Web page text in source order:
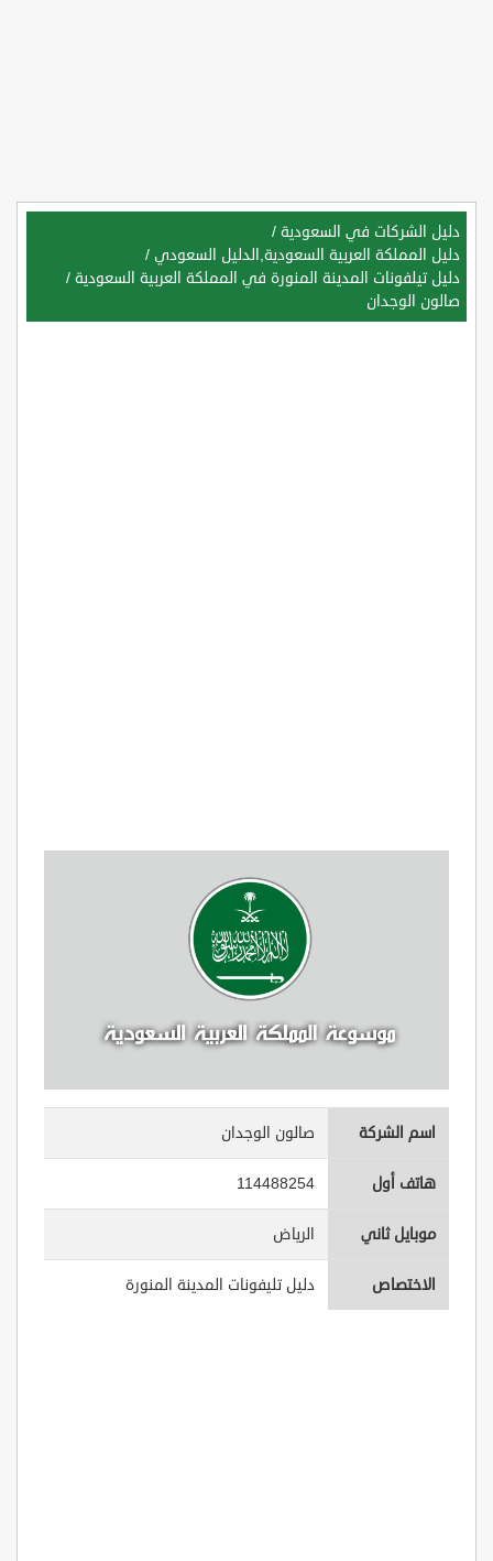
دليل الشركات في السعودية /
دليل المملكة العربية السعودية,الدليل السعودي /
دليل تيلفونات المدينة المنورة في المملكة العربية السعودية /
صالون الوجدان
اسم الشركة صالون الوجدان
هاتف أول 114488254
موبايل ثاني الرياض
الاختصاص دليل تليفونات المدينة المنورة